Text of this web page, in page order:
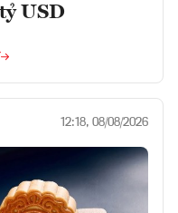
USD
12:18, 08/08/2026